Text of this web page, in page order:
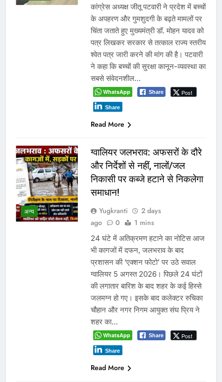
कांग्रेस अध्यक्ष जीतू पटवारी ने प्रदेश में बच्चों
के अपहरण और गुमशुदगी के बढ़ते मामलों पर
चिंता जताते हुए मुख्यमंत्री डॉ. मोहन यादव को
पत्र लिखकर सरकार से तत्काल राज्य स्तरीय
श्वेत पत्र जारी करने की मांग की है। पटवारी
ने कहा कि बच्चों की सुरक्षा कानून-व्यवस्था का
सबसे संवेदनशील…
WhatsApp Share Post
Share
Read More
अन्य
ग्वालियर जलभराव: अफसरों के दौरे
और निर्देशों से नहीं, नालों/जल
निकासी पर कब्जे हटाने से निकलेगा
समाधान!
Yugkranti
2 days
ago
0 1 mins
24 घंटे में अतिक्रमण हटाने का नोटिस आज
भी कागजों में दफन, जलभराव के बाद
प्रशासन की ‘एक्शन फोटो’ पर उठे सवाल
ग्वालियर 5 अगस्त 2026। पिछले 24 घंटों
की लगातार बारिश के बाद शहर के कई हिस्से
जलमग्न हो गए। इसके बाद कलेक्टर रुचिका
चौहान और नगर निगम आयुक्त संघ प्रिय ने
शहर का…
WhatsApp Share Post
Share
Read More